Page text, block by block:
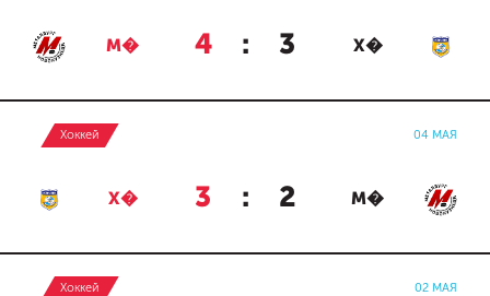
М� 4 : 3 Х�
Хоккей 04 МАЯ
Х� 3 : 2 М�
Хоккей 02 МАЯ